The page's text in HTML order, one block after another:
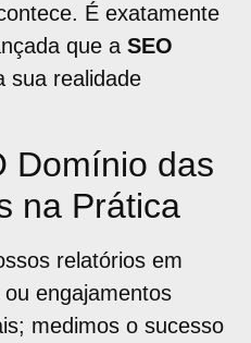
É exatamente
que a SEO
sua realidade
Domínio das
na Prática
relatórios em
engajamentos
medimos o sucesso